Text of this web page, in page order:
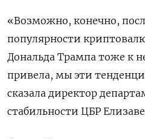
«Возможно, конечно,
популярности
Дональда Трампа тоже к
привела, мы эти
сказала директор
стабильности ЦБР